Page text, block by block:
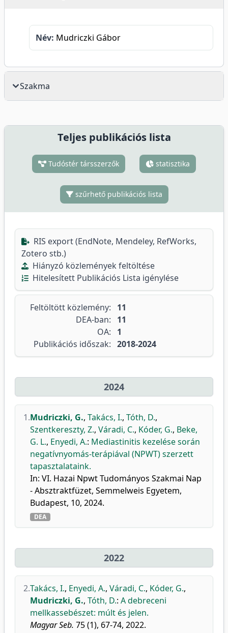
Név: Mudriczki Gábor
Szakma
Teljes publikációs lista
Tudóstér társszerzők statisztika
szűrhető publikációs lista
RIS export (EndNote, Mendeley, RefWorks,
Zotero stb.)
Hiányzó közlemények feltöltése
Hitelesített Publikációs Lista igénylése
Feltöltött közlemény:
11
DEA-ban:
11
OA:
1
Publikációs időszak: 2018-2024
2024
1.Mudriczki, G., Takács, I., Tóth, D.,
Szentkereszty, Z., Váradi, C., Kóder, G., Beke,
G. L., Enyedi, A.: Mediastinitis kezelése során
negatívnyomás-terápiával (NPWT) szerzett
tapasztalataink.
In: VI. Hazai Npwt Tudományos Szakmai Nap
- Absztraktfüzet, Semmelweis Egyetem,
Budapest, 10, 2024.
DEA
2022
2.Takács, I., Enyedi, A., Váradi, C., Kóder, G.,
Mudriczki, G., Tóth, D.: A debreceni
mellkassebészet: múlt és jelen.
Magyar Seb. 75 (1), 67-74, 2022.